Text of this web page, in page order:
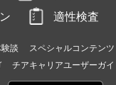
適性検査
談 スペシャルコンテンツ
チアキャリアユーザーガイ